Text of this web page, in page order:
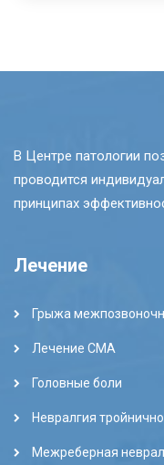
В Центре патологии
проводится
принципах
Лечение
Грыжа
Лечение СМА
Головные боли
Невралгия
Межреберная